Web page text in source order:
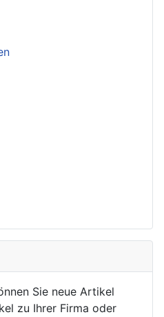
Sie neue Artikel
zu Ihrer Firma oder